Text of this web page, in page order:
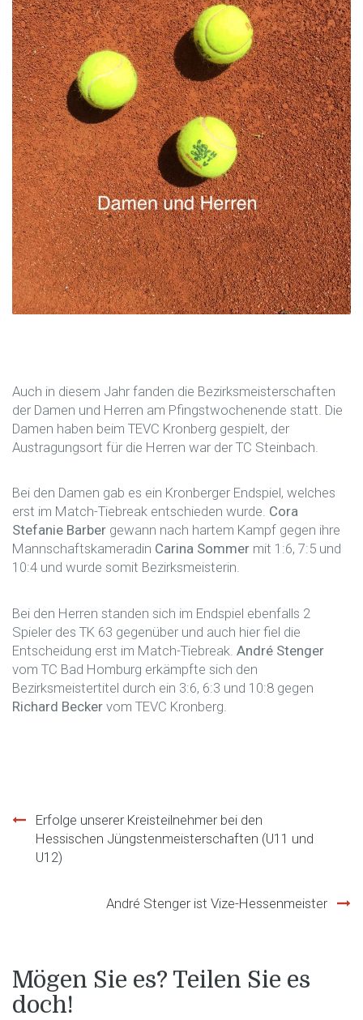
Auch in diesem Jahr fanden die Bezirksmeisterschaften
der Damen und Herren am Pfingstwochenende statt. Die
Damen haben beim TEVC Kronberg gespielt, der
Austragungsort für die Herren war der TC Steinbach.
Bei den Damen gab es ein Kronberger Endspiel, welches
erst im Match-Tiebreak entschieden wurde. Cora
Stefanie Barber gewann nach hartem Kampf gegen ihre
Mannschaftskameradin Carina Sommer mit 1:6, 7:5 und
10:4 und wurde somit Bezirksmeisterin.
Bei den Herren standen sich im Endspiel ebenfalls 2
Spieler des TK 63 gegenüber und auch hier fiel die
Entscheidung erst im Match-Tiebreak. André Stenger
vom TC Bad Homburg erkämpfte sich den
Bezirksmeistertitel durch ein 3:6, 6:3 und 10:8 gegen
Richard Becker vom TEVC Kronberg.
Beitragsnavigation
Erfolge unserer Kreisteilnehmer bei den
Hessischen Jüngstenmeisterschaften (U11 und
U12)
André Stenger ist Vize-Hessenmeister
Mögen Sie es? Teilen Sie es
doch!